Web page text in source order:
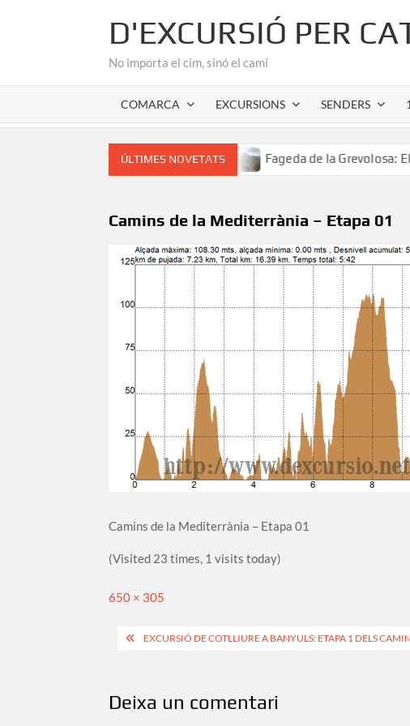
D'EXCURSIÓ PER
No importa el cim, sinó el camí
COMARCA EXCURSIONS SENDERS
ÚLTIMES NOVETATS
romànic de l’Alta Garrotxa Fageda de la Grevolosa: El
Camins de la Mediterrània – Etapa 01
Camins de la Mediterrània – Etapa 01
(Visited 23 times, 1 visits today)
Full
650 × 305
Navegació
EXCURSIÓ DE COTLLIURE A BANYULS: ETAPA 1 DELS
Deixa un comentari